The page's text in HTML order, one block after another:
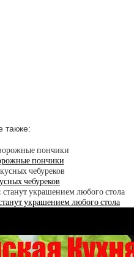
также:
пончики
чебуреков
украшением любого стола